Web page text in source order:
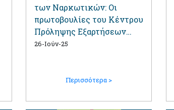
των Ναρκωτικών: Οι
πρωτοβουλίες του Κέντρου
Πρόληψης Εξαρτήσεων
ΗΛΙΟΣ
26-Ιούν-25
Περισσότερα >